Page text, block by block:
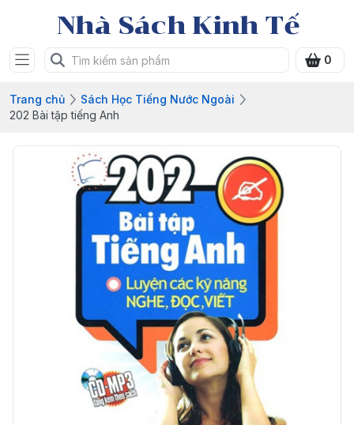
Nhà Sách Kinh Tế
0
Trang chủ
Sách Học Tiếng Nước Ngoài
202 Bài tập tiếng Anh